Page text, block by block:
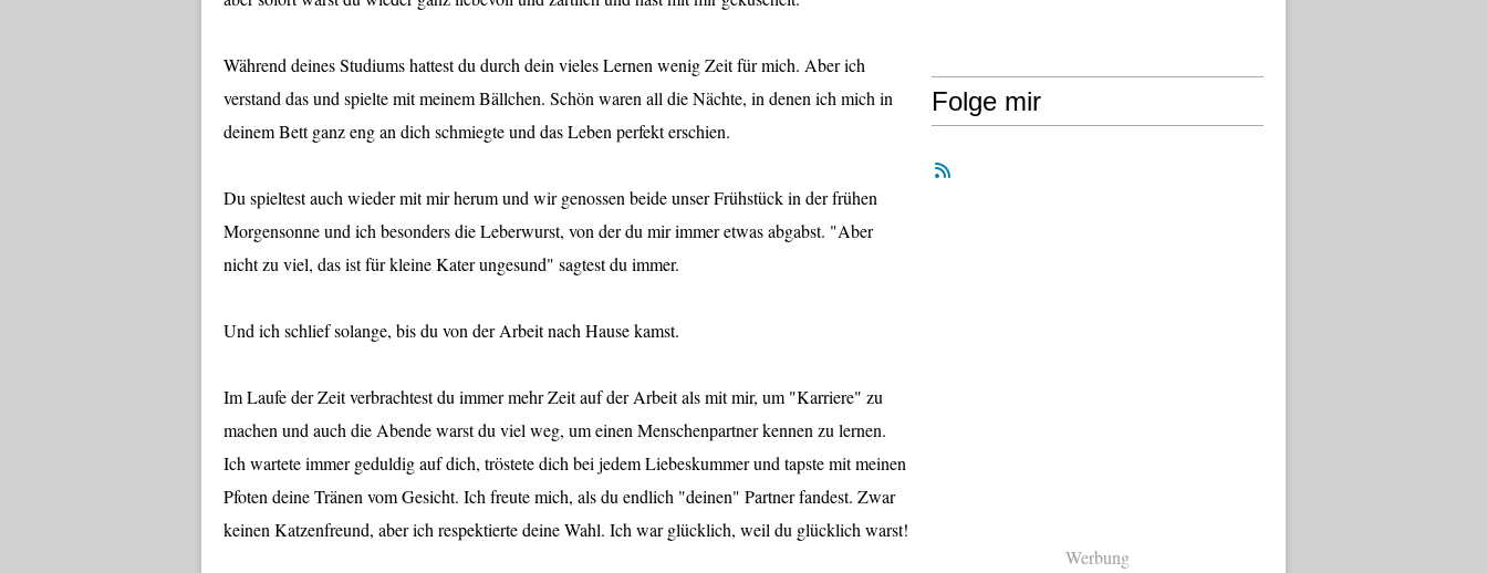
Während deines Studiums hattest du durch dein vieles Lernen wenig Zeit für mich. Aber ich
verstand das und spielte mit meinem Bällchen. Schön waren all die Nächte, in denen ich mich in
deinem Bett ganz eng an dich schmiegte und das Leben perfekt erschien.
Du spieltest auch wieder mit mir herum und wir genossen beide unser Frühstück in der frühen
Morgensonne und ich besonders die Leberwurst, von der du mir immer etwas abgabst. "Aber
nicht zu viel, das ist für kleine Kater ungesund" sagtest du immer.
Und ich schlief solange, bis du von der Arbeit nach Hause kamst.
Im Laufe der Zeit verbrachtest du immer mehr Zeit auf der Arbeit als mit mir, um "Karriere" zu
machen und auch die Abende warst du viel weg, um einen Menschenpartner kennen zu lernen.
Ich wartete immer geduldig auf dich, tröstete dich bei jedem Liebeskummer und tapste mit meinen
Pfoten deine Tränen vom Gesicht. Ich freute mich, als du endlich "deinen" Partner fandest. Zwar
keinen Katzenfreund, aber ich respektierte deine Wahl. Ich war glücklich, weil du glücklich warst!
Folge mir
Werbung